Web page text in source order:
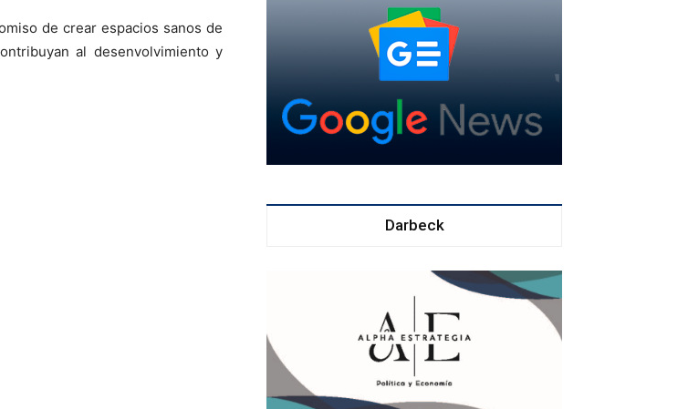
de crear espacios sanos de
al desenvolvimiento y
Darbeck